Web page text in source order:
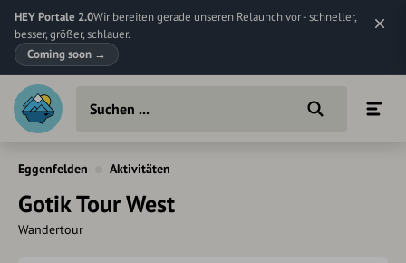
HEY Portale 2.0Wir bereiten gerade unseren Relaunch vor - schneller,
besser, größer, schlauer.
Coming soon →
Eggenfelden Aktivitäten
Gotik Tour West
Wandertour